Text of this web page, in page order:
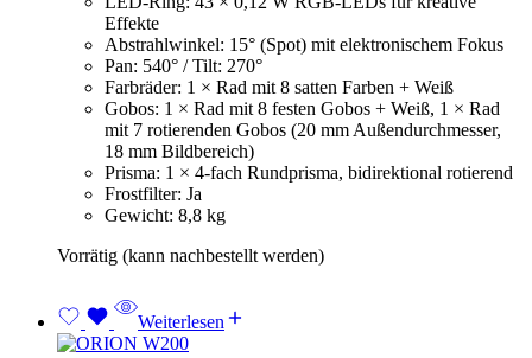
Effekte
Abstrahlwinkel: 15° (Spot) mit elektronischem Fokus
Pan: 540° / Tilt: 270°
Farbräder: 1 × Rad mit 8 satten Farben + Weiß
Gobos: 1 × Rad mit 8 festen Gobos + Weiß, 1 × Rad
mit 7 rotierenden Gobos (20 mm Außendurchmesser,
18 mm Bildbereich)
Prisma: 1 × 4-fach Rundprisma, bidirektional rotierend
Frostfilter: Ja
Gewicht: 8,8 kg
Vorrätig (kann nachbestellt werden)
Weiterlesen